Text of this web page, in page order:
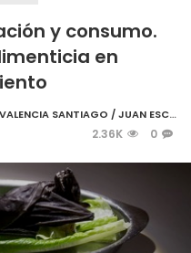
y consumo.
en
LUIS CARLOS SÁNCHEZ DÍAZ / AMANDA VALENCIA SANTIAGO / JUAN ESCALONA MELÉNDEZ
2.36K 0